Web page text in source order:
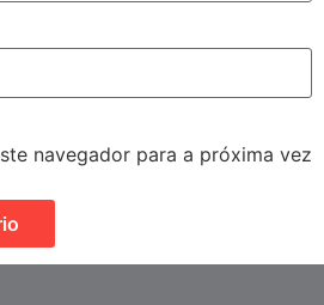
navegador para a próxima vez